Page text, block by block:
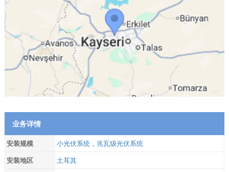
业务详情
安装规模
小光伏系统，兆瓦级光伏系统
安装地区
土耳其